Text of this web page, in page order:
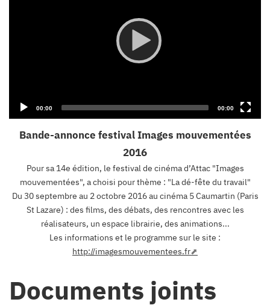
Current
00:00
Total
duration
00:00
Bande-annonce festival Images mouvementées
2016
Pour sa 14e édition, le festival de cinéma d’Attac "Images
mouvementées", a choisi pour thème : "La dé-fête du travail"
Du 30 septembre au 2 octobre 2016 au cinéma 5 Caumartin (Paris
St Lazare) : des films, des débats, des rencontres avec les
réalisateurs, un espace librairie, des animations...
Les informations et le programme sur le site :
http://imagesmouvementees.fr
Documents joints